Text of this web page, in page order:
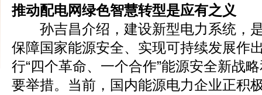
推动配电网绿色智慧转型是应有之义
孙吉昌介绍，建设新型电力系统，
保障国家能源安全、实现可持续发展作
行“四个革命、一个合作”能源安全新战
要举措。当前，国内能源电力企业正积